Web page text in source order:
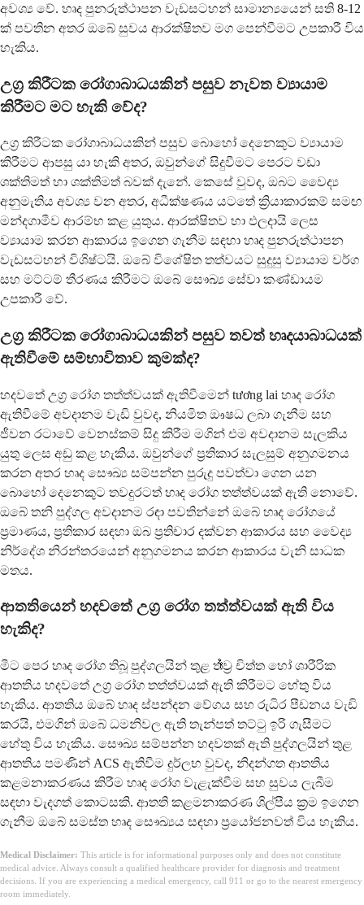
අවශ්‍ය වේ. හෘද පුනරුත්ථාපන වැඩසටහන් සාමාන්‍යයෙන් සති 8-12
ක් පවතින අතර ඔබේ සුවය ආරක්ෂිතව මග පෙන්වීමට උපකාරී විය
හැකිය.
උග්‍ර කිරීටක රෝගාබාධයකින් පසුව නැවත ව්‍යායාම
කිරීමට මට හැකි වේද?
උග්‍ර කිරීටක රෝගාබාධයකින් පසුව බොහෝ දෙනෙකුට ව්‍යායාම
කිරීමට ආපසු යා හැකි අතර, ඔවුන්ගේ සිදුවීමට පෙරට වඩා
ශක්තිමත් හා ශක්තිමත් බවක් දැනේ. කෙසේ වුවද, ඔබට වෛද්‍ය
අනුමැතිය අවශ්‍ය වන අතර, අධීක්ෂණය යටතේ ක්‍රියාකාරකම් සමඟ
මන්දගාමීව ආරම්භ කළ යුතුය. ආරක්ෂිතව හා ඵලදායි ලෙස
ව්‍යායාම කරන ආකාරය ඉගෙන ගැනීම සඳහා හෘද පුනරුත්ථාපන
වැඩසටහන් විශිෂ්ටයි. ඔබේ විශේෂිත තත්වයට සුදුසු ව්‍යායාම වර්ග
සහ මට්ටම් තීරණය කිරීමට ඔබේ සෞඛ්‍ය සේවා කණ්ඩායම
උපකාරී වේ.
උග්‍ර කිරීටක රෝගාබාධයකින් පසුව තවත් හෘදයාබාධයක්
ඇතිවීමේ සම්භාවිතාව කුමක්ද?
හදවතේ උග්‍ර රෝග තත්ත්වයක් ඇතිවීමෙන් tương lai හෘද රෝග
ඇතිවීමේ අවදානම වැඩි වුවද, නියමිත ඖෂධ ලබා ගැනීම සහ
ජීවන රටාවේ වෙනස්කම් සිදු කිරීම මගින් එම අවදානම සැලකිය
යුතු ලෙස අඩු කළ හැකිය. ඔවුන්ගේ ප්‍රතිකාර සැලසුම් අනුගමනය
කරන අතර හෘද සෞඛ්‍ය සම්පන්න පුරුදු පවත්වා ගෙන යන
බොහෝ දෙනෙකුට තවදුරටත් හෘද රෝග තත්ත්වයක් ඇති නොවේ.
ඔබේ තනි පුද්ගල අවදානම රඳා පවතින්නේ ඔබේ හෘද රෝගයේ
ප්‍රමාණය, ප්‍රතිකාර සඳහා ඔබ ප්‍රතිචාර දක්වන ආකාරය සහ වෛද්‍ය
නිර්දේශ නිරන්තරයෙන් අනුගමනය කරන ආකාරය වැනි සාධක
මතය.
ආතතියෙන් හදවතේ උග්‍ර රෝග තත්ත්වයක් ඇති විය
හැකිද?
මීට පෙර හෘද රෝග තිබූ පුද්ගලයින් තුළ තೀව්‍ර චිත්ත හෝ ශාරීරික
ආතතිය හදවතේ උග්‍ර රෝග තත්ත්වයක් ඇති කිරීමට හේතු විය
හැකිය. ආතතිය ඔබේ හෘද ස්පන්දන වේගය සහ රුධිර පීඩනය වැඩි
කරයි, එමගින් ඔබේ ධමනිවල ඇති තැන්පත් තට්ටු ඉරි ගැසීමට
හේතු විය හැකිය. සෞඛ්‍ය සම්පන්න හදවතක් ඇති පුද්ගලයින් තුළ
ආතතිය පමණින් ACS ඇතිවීම දුර්ලභ වුවද, නිදන්ගත ආතතිය
කළමනාකරණය කිරීම හෘද රෝග වැළැක්වීම සහ සුවය ලැබීම
සඳහා වැදගත් කොටසකි. ආතති කළමනාකරණ ශිල්පීය ක්‍රම ඉගෙන
ගැනීම ඔබේ සමස්ත හෘද සෞඛ්‍යය සඳහා ප්‍රයෝජනවත් විය හැකිය.
Medical Disclaimer: This article is for informational purposes only and does not constitute
medical advice. Always consult a qualified healthcare provider for diagnosis and treatment
decisions. If you are experiencing a medical emergency, call 911 or go to the nearest emergency
room immediately.